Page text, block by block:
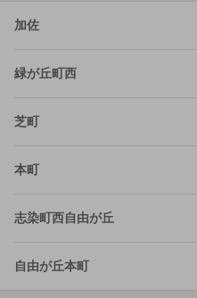
加佐
緑が丘町西
芝町
本町
志染町西自由が丘
自由が丘本町